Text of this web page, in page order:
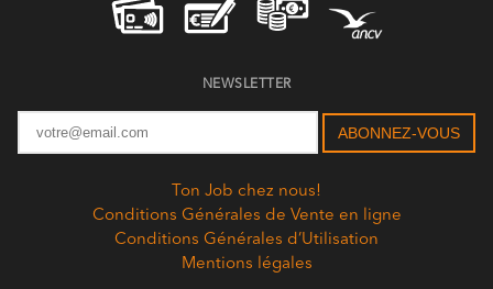
NEWSLETTER
Ton Job chez nous!
Conditions Générales de Vente en ligne
Conditions Générales d’Utilisation
Mentions légales